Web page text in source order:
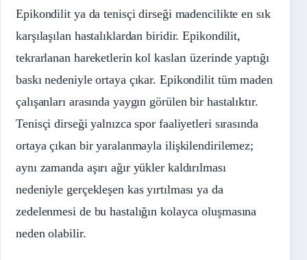
Epikondilit ya da tenisçi dirseği madencilikte en sık
karşılaşılan hastalıklardan biridir. Epikondilit,
tekrarlanan hareketlerin kol kasları üzerinde yaptığı
baskı nedeniyle ortaya çıkar. Epikondilit tüm maden
çalışanları arasında yaygın görülen bir hastalıktır.
Tenisçi dirseği yalnızca spor faaliyetleri sırasında
ortaya çıkan bir yaralanmayla ilişkilendirilemez;
aynı zamanda aşırı ağır yükler kaldırılması
nedeniyle gerçekleşen kas yırtılması ya da
zedelenmesi de bu hastalığın kolayca oluşmasına
neden olabilir.